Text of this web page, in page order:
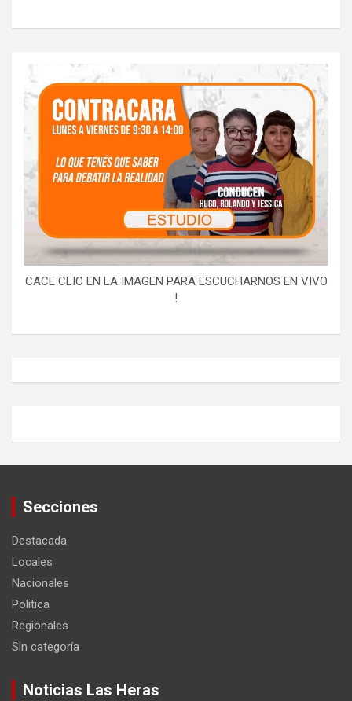
CACE CLIC EN LA IMAGEN PARA ESCUCHARNOS EN VIVO
!
Secciones
Destacada
Locales
Nacionales
Politica
Regionales
Sin categoría
Noticias Las Heras